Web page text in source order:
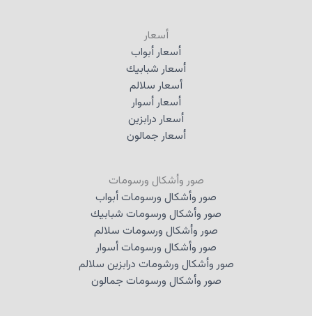
أسعار
أسعار أبواب
أسعار شبابيك
أسعار سلالم
أسعار أسوار
أسعار درابزين
أسعار جمالون
صور وأشكال ورسومات
صور وأشكال ورسومات أبواب
صور وأشكال ورسومات شبابيك
صور وأشكال ورسومات سلالم
صور وأشكال ورسومات أسوار
صور وأشكال ورشومات درابزين سلالم
صور وأشكال ورسومات جمالون